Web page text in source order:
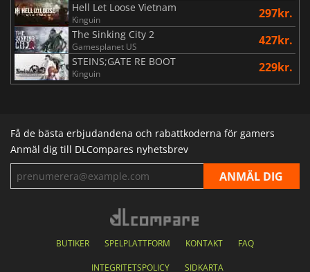
Hell Let Loose Vietnam
Kinguin 297kr.
The Sinking City 2
Gamesplanet US 427kr.
STEINS;GATE RE BOOT
Kinguin 229kr.
Få de bästa erbjudandena och rabattkoderna för gamers
Anmäl dig till DLCompares nyhetsbrev
BUTIKER SPELPLATTFORM KONTAKT FAQ
INTEGRITETSPOLICY SIDKARTA